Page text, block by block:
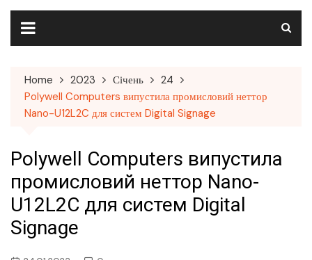
Home 2023 Січень
24
Polywell Computers випустила промисловий неттор
Nano-U12L2C для систем Digital Signage
Polywell Computers випустила
промисловий неттор Nano-
U12L2C для систем Digital
Signage